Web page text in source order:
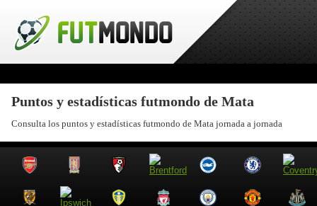
Puntos y estadísticas futmondo de Mata
Consulta los puntos y estadísticas futmondo de Mata jornada a jornada